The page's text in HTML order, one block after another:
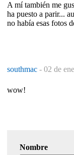
A mí también me
ha puesto a parir...
no había esas fotos
southmac - 02 de
wow!
Nombre